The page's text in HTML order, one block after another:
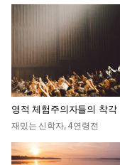
영적 체험주의자들의 착각
재밌는 신학자, 4연령전